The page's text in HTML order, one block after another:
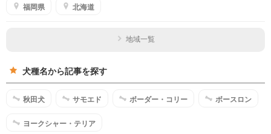
福岡県 北海道
地域一覧
犬種名から記事を探す
秋田犬 サモエド ボーダー・コリー ボースロン
ヨークシャー・テリア